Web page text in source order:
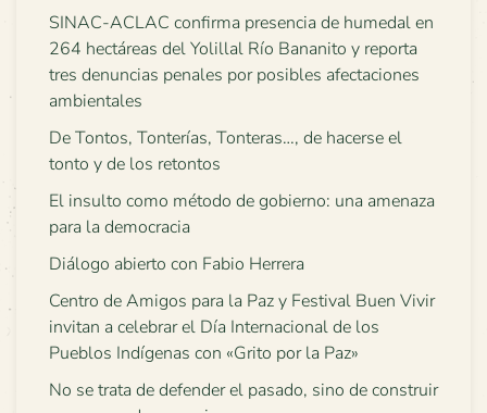
SINAC-ACLAC confirma presencia de humedal en
264 hectáreas del Yolillal Río Bananito y reporta
tres denuncias penales por posibles afectaciones
ambientales
De Tontos, Tonterías, Tonteras…, de hacerse el
tonto y de los retontos
El insulto como método de gobierno: una amenaza
para la democracia
Diálogo abierto con Fabio Herrera
Centro de Amigos para la Paz y Festival Buen Vivir
invitan a celebrar el Día Internacional de los
Pueblos Indígenas con «Grito por la Paz»
No se trata de defender el pasado, sino de construir